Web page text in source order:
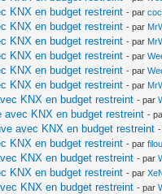
KNX en budget restreint - par
KNX en budget restreint - par
KNX en budget restreint - par
KNX en budget restreint - par
KNX en budget restreint - par
KNX en budget restreint - par
KNX en budget restreint - par
avec KNX en budget restreint -
avec KNX en budget restreint
KNX en budget restreint - par
KNX en budget restreint - par
KNX en budget restreint - par
KNX en budget restreint - par